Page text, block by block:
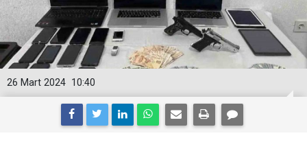
10:40
26 Mart 2024